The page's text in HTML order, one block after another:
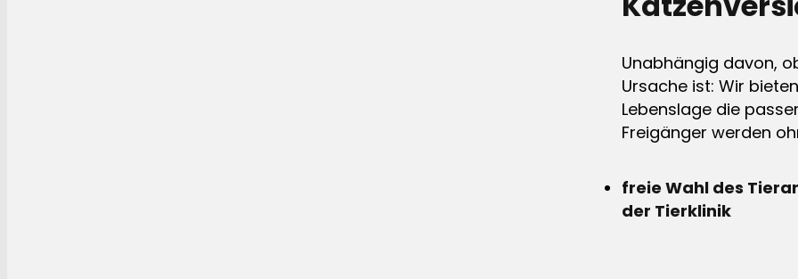
Unabhängig davon,
Ursache ist: Wir
Lebenslage die
Freigänger werden
freie Wahl des
der Tierklinik